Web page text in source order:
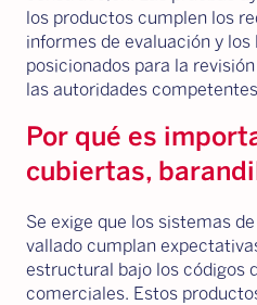
los productos cumplen los
informes de evaluación y
posicionados para la
las autoridades
Por qué es
cubiertas,
Se exige que los sistemas
vallado cumplan
estructural bajo los códigos
comerciales. Estos